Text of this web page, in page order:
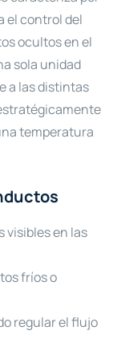
el control del
ocultos en el
sola unidad
a las distintas
temperatura
visibles en las
fríos o
regular el flujo